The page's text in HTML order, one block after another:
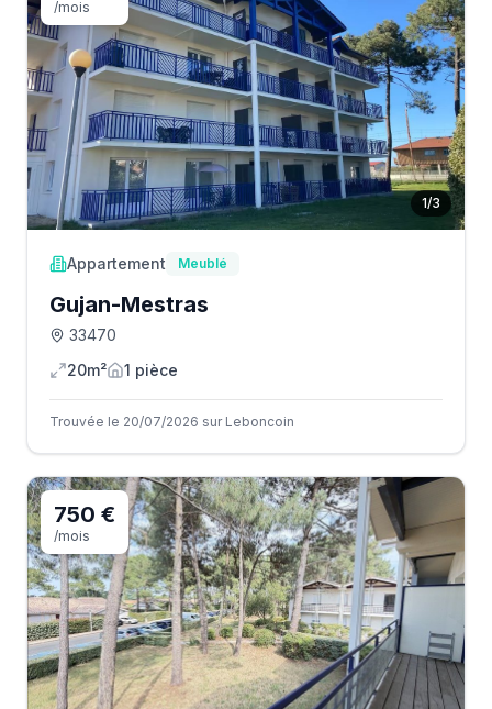
1/3
/mois
Appartement Meublé
Gujan-Mestras
33470
20m²
1 pièce
Trouvée le 20/07/2026 sur Leboncoin
750 €
/mois